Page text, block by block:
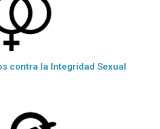
contra la Integridad Sexual